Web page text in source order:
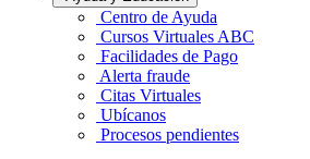
Centro de Ayuda
Cursos Virtuales ABC
Facilidades de Pago
Alerta fraude
Citas Virtuales
Ubícanos
Procesos pendientes